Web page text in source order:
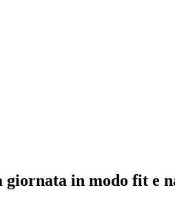
in modo fit e